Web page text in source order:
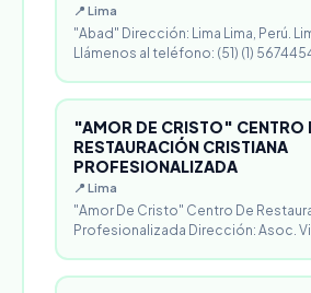
📍 Lima
"Abad" Dirección: Lima Lima, Perú.
Llámenos al teléfono: (51) (1)
"AMOR DE CRISTO" CENTRO
RESTAURACIÓN CRISTIANA
PROFESIONALIZADA
📍 Lima
"Amor De Cristo" Centro De
Profesionalizada Dirección: Asoc.